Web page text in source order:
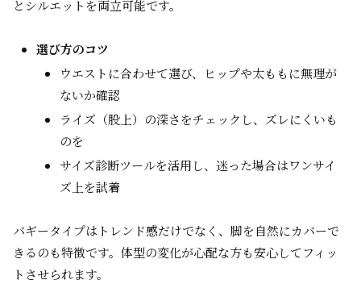
とシルエットを両立可能です。
選び方のコツ
ウエストに合わせて選び、ヒップや太ももに無理が
ないか確認
ライズ（股上）の深さをチェックし、ズレにくいも
のを
サイズ診断ツールを活用し、迷った場合はワンサイ
ズ上を試着
バギータイプはトレンド感だけでなく、脚を自然にカバーで
きるのも特徴です。体型の変化が心配な方も安心してフィッ
トさせられます。